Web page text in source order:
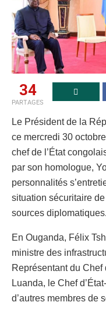
34
PARTAGES
Le Président de la
ce mercredi 30
chef de l’État
par son homologue,
personnalités
situation sécuritaire
sources diplomatiques.
En Ouganda, Félix
ministre des
Représentant du Chef
Luanda, le Chef
d’autres membres de